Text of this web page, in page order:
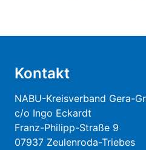
Kontakt
NABU-Kreisverband Gera-
c/o Ingo Eckardt
Franz-Philipp-Straße 9
07937 Zeulenroda-Triebes